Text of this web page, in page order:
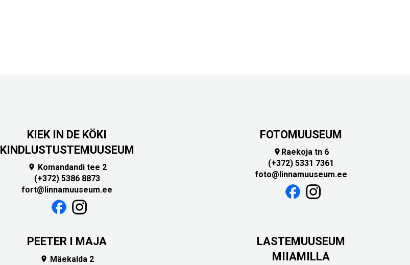
KIEK IN DE KÖKI
KINDLUSTUSTEMUUSEUM

Komandandi tee 2
(+372) 5386 8873
fort@linnamuuseum.ee
FOTOMUUSEUM
 Raekoja tn 6
(+372) 5331 7361
foto@linnamuuseum.ee
PEETER I MAJA
 Mäekalda 2
LASTEMUUSEUM
MIIAMILLA